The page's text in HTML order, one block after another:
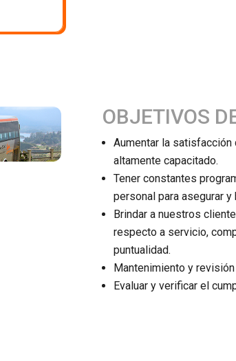
OBJETIVOS
Aumentar la
altamente capacitado.
Tener constantes
personal para asegurar
Brindar a nuestros
respecto a servicio,
puntualidad.
Mantenimiento y
Evaluar y verificar el